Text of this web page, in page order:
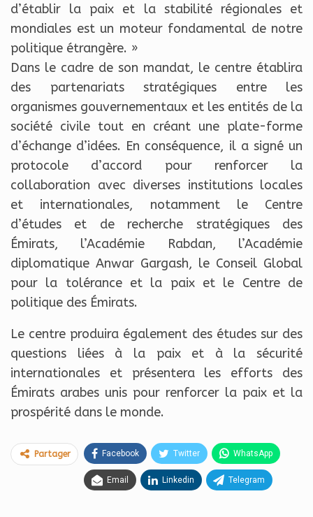
d’établir la paix et la stabilité régionales et
mondiales est un moteur fondamental de notre
politique étrangère. »
Dans le cadre de son mandat, le centre établira
des partenariats stratégiques entre les
organismes gouvernementaux et les entités de la
société civile tout en créant une plate-forme
d’échange d’idées. En conséquence, il a signé un
protocole d’accord pour renforcer la
collaboration avec diverses institutions locales
et internationales, notamment le Centre
d’études et de recherche stratégiques des
Émirats, l’Académie Rabdan, l’Académie
diplomatique Anwar Gargash, le Conseil Global
pour la tolérance et la paix et le Centre de
politique des Émirats.
Le centre produira également des études sur des
questions liées à la paix et à la sécurité
internationales et présentera les efforts des
Émirats arabes unis pour renforcer la paix et la
prospérité dans le monde.
Partager Facebook Twitter WhatsApp
Email Linkedin Telegram